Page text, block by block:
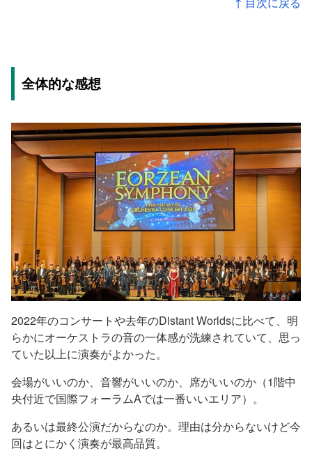
全体的な感想
2022年のコンサートや去年のDistant Worldsに比べて、明
らかにオーケストラの音の一体感が洗練されていて、思っ
ていた以上に演奏がよかった。
会場がいいのか、音響がいいのか、席がいいのか（1階中
央付近で国際フォーラムAでは一番いいエリア）。
あるいは最終公演だからなのか。理由は分からないけど今
回はとにかく演奏が最高品質。